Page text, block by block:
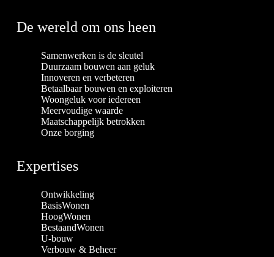
De wereld om ons heen
Samenwerken is de sleutel
Duurzaam bouwen aan geluk
Innoveren en verbeteren
Betaalbaar bouwen en exploiteren
Woongeluk voor iedereen
Meervoudige waarde
Maatschappelijk betrokken
Onze borging
Expertises
Ontwikkeling
BasisWonen
HoogWonen
BestaandWonen
U-bouw
Verbouw & Beheer